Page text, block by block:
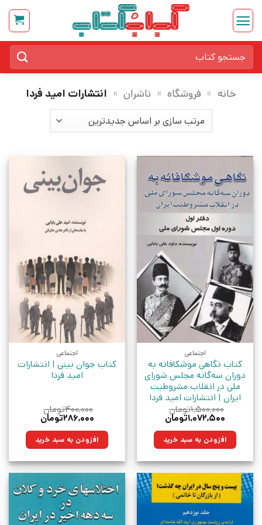
Skip
content
برای:
خانه » فروشگاه » ناشران » انتشارات امید فردا
اجتماعی
کتاب نگاهی موشکافانه به
دوران سه‌گانه مجلس شورای
ملی در انقلاب مشروطیت
ایران | انتشارات امید فردا
۱,۵۰۰,۰۰۰تومان
قیمت
۱,۵۰۰,۰۰۰تومان
بود.
۱,۰۷۲,۵۰۰تومان
۱,۰۷۲,۵۰۰تومان. افزودن به سبد خرید
اجتماعی
کتاب جوان بینی | انتشارات
امید فردا
۴۰۰,۰۰۰تومان
قیمت
۴۰۰,۰۰۰تومان
بود.
۲۸۶,۰۰۰تومان
۲۸۶,۰۰۰تومان.افزودن به سبد خرید